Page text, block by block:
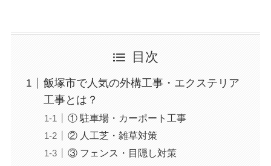
目次
飯塚市で人気の外構工事・エクステリア
工事とは？
① 駐車場・カーポート工事
② 人工芝・雑草対策
③ フェンス・目隠し対策